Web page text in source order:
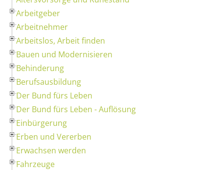
Arbeitgeber
Arbeitnehmer
Arbeitslos, Arbeit finden
Bauen und Modernisieren
Behinderung
Berufsausbildung
Der Bund fürs Leben
Der Bund fürs Leben - Auflösung
Einbürgerung
Erben und Vererben
Erwachsen werden
Fahrzeuge